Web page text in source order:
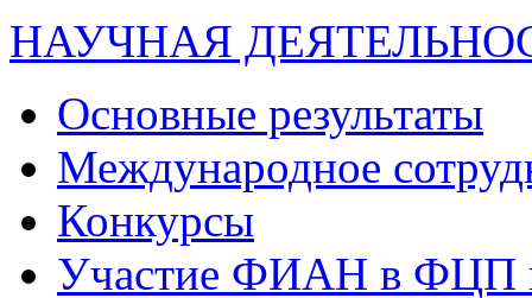
НАУЧНАЯ
Основные результаты
Международное
Конкурсы
Участие ФИАН в ФЦП